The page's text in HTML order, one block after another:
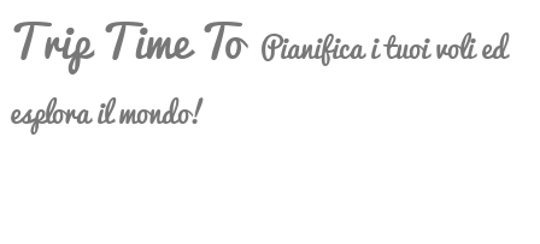
Trip Time To Pianifica i tuoi voli ed
esplora il mondo!